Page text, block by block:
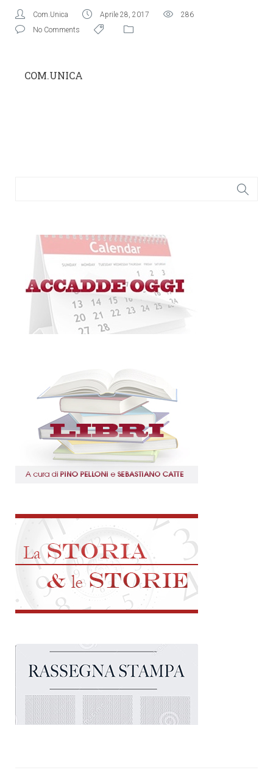
Com.Unica Aprile 28, 2017
286
No Comments
COM.UNICA